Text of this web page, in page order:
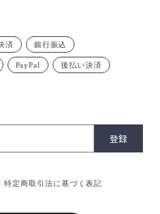
済 銀行振込
PayPal 後払い決済
登録
特定商取引法に基づく表記